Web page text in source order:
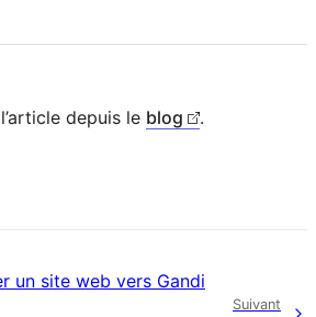
depuis le blog
.
un site web vers Gandi
Suivant